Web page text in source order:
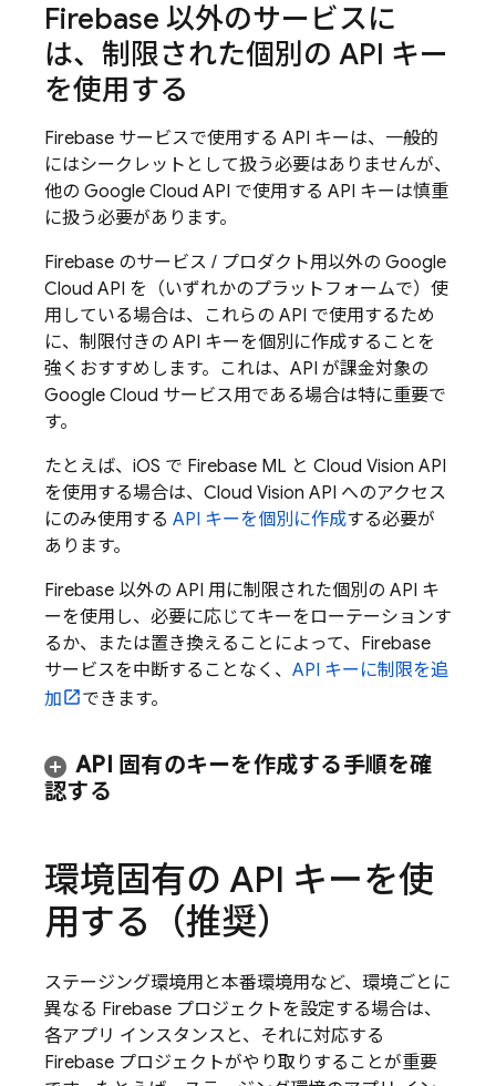
Firebase 以外のサービスに
は、制限された個別の API キー
を使用する
Firebase サービスで使用する API キーは、一般的
にはシークレットとして扱う必要はありませんが、
他の Google Cloud API で使用する API キーは慎重
に扱う必要があります。
Firebase のサービス / プロダクト用以外の Google
Cloud API を（いずれかのプラットフォームで）使
用している場合は、これらの API で使用するため
に、制限付きの API キーを個別に作成することを
強くおすすめします。これは、API が課金対象の
Google Cloud サービス用である場合は特に重要で
す。
たとえば、iOS で Firebase ML と Cloud Vision API
を使用する場合は、Cloud Vision API へのアクセス
にのみ使用する API キーを個別に作成する必要が
あります。
Firebase 以外の API 用に制限された個別の API キ
ーを使用し、必要に応じてキーをローテーションす
るか、または置き換えることによって、Firebase
サービスを中断することなく、 API キーに制限を追
加
できます。
API 固有のキーを作成する手順を確
認する
環境固有の API キーを使
用する（推奨）
ステージング環境用と本番環境用など、環境ごとに
異なる Firebase プロジェクトを設定する場合は、
各アプリ インスタンスと、それに対応する
Firebase プロジェクトがやり取りすることが重要